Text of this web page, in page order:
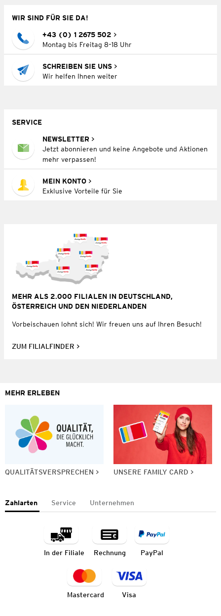
WIR SIND FÜR SIE DA!
+43 (0) 1 2675 502
Montag bis Freitag 8–18 Uhr
SCHREIBEN SIE UNS
Wir helfen Ihnen weiter
SERVICE
NEWSLETTER
Jetzt abonnieren und keine Angebote und Aktionen
mehr verpassen!
MEIN KONTO
Exklusive Vorteile für Sie
MEHR ALS 2.000 FILIALEN IN DEUTSCHLAND,
ÖSTERREICH UND DEN NIEDERLANDEN
Vorbeischauen lohnt sich! Wir freuen uns auf Ihren Besuch!
ZUM FILIALFINDER
MEHR ERLEBEN
QUALITÄTSVERSPRECHEN UNSERE FAMILY CARD
Zahlarten Service Unternehmen
In der Filiale Rechnung PayPal
Mastercard Visa